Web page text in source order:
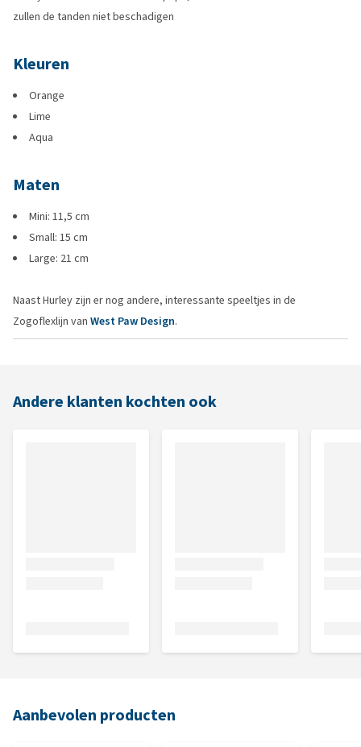
zullen de tanden niet beschadigen
Kleuren
Orange
Lime
Aqua
Maten
Mini: 11,5 cm
Small: 15 cm
Large: 21 cm
Naast Hurley zijn er nog andere, interessante speeltjes in de
Zogoflexlijn van West Paw Design.
Andere klanten kochten ook
Aanbevolen producten